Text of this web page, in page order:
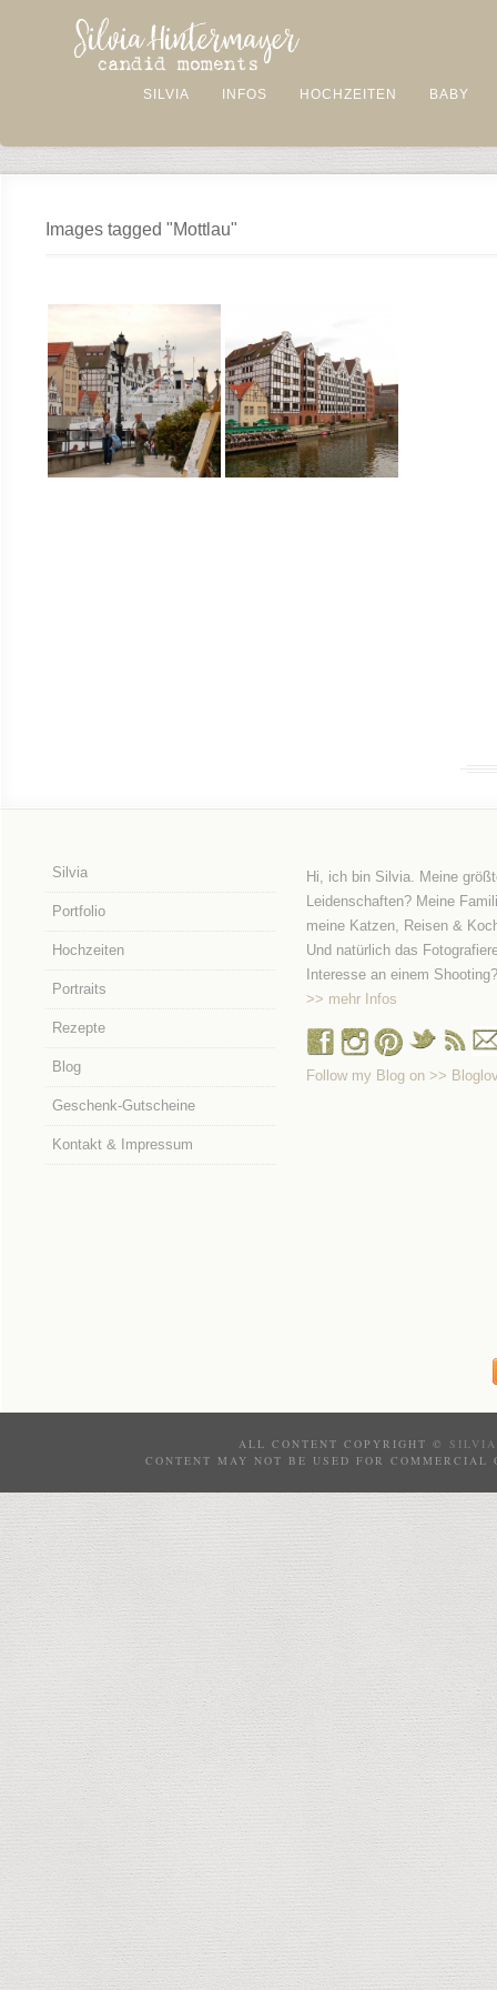
SILVIA INFOS HOCHZEITEN BABY
Images tagged "Mottlau"
Silvia
Portfolio
Hochzeiten
Portraits
Rezepte
Blog
Geschenk-Gutscheine
Kontakt & Impressum
Hi, ich bin Silvia. Meine
Leidenschaften? Meine
meine Katzen, Reisen &
Und natürlich das
Interesse an einem Shooting?
>> mehr Infos
Follow my Blog on >>
ALL CONTENT COPYRIGHT ©
CONTENT MAY NOT BE USED FOR COMMERCIAL